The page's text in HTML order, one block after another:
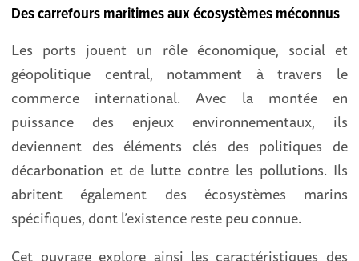
Des carrefours maritimes aux écosystèmes méconnus
Les ports jouent un rôle économique, social et
géopolitique central, notamment à travers le
commerce international. Avec la montée en
puissance des enjeux environnementaux, ils
deviennent des éléments clés des politiques de
décarbonation et de lutte contre les pollutions. Ils
abritent également des écosystèmes marins
spécifiques, dont l’existence reste peu connue.
Cet ouvrage explore ainsi les caractéristiques des